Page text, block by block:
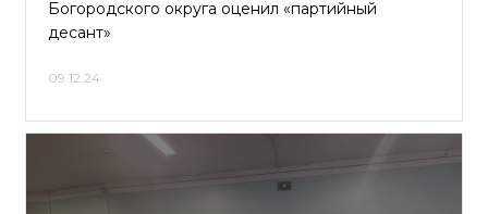
Богородского округа оценил «партийный
десант»
09.12.24